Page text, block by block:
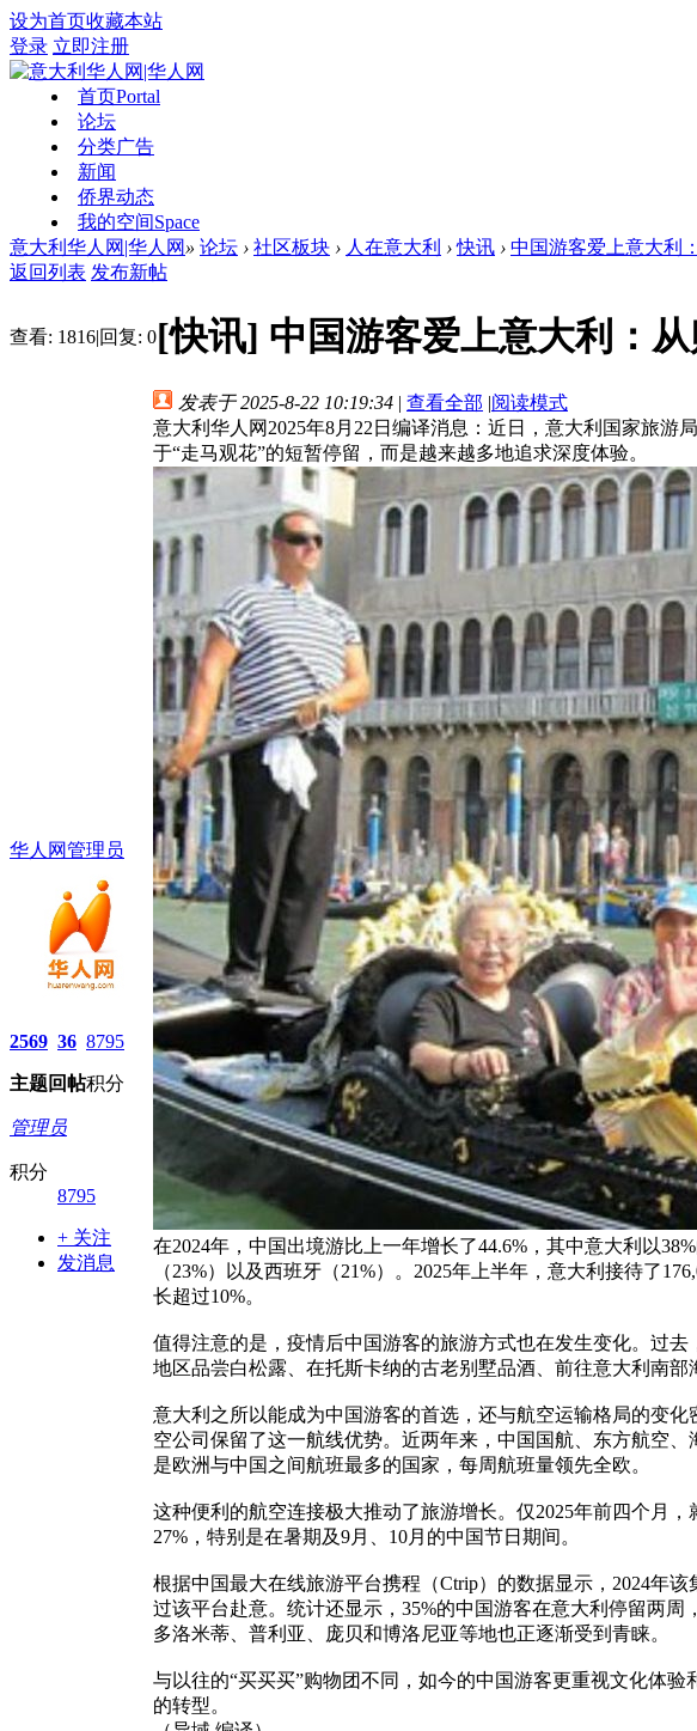
设为首页收藏本站
登录 立即注册
首页Portal
论坛
分类广告
新闻
侨界动态
我的空间Space
意大利华人网|华人网 » 论坛 › 社区板块 › 人在意大利 › 快讯 › 中国游客爱上意大利
返回列表 发布新帖
查看: 1816|回复: 0[快讯] 中国游客爱上意大利：
华人网管理员
2569
主题
36
回帖
8795
积分
管理员
积分
8795
+ 关注
发消息
发表于 2025-8-22 10:19:34 | 查看全部 |阅读模式
意大利华人网2025年8月22日编译消息：近日，意大利国家旅
于“走马观花”的短暂停留，而是越来越多地追求深度体验。
在2024年，中国出境游比上一年增长了44.6%，其中意大利以
（23%）以及西班牙（21%）。2025年上半年，意大利接待了
长超过10%。
值得注意的是，疫情后中国游客的旅游方式也在发生变化。过
地区品尝白松露、在托斯卡纳的古老别墅品酒、前往意大利南部
意大利之所以能成为中国游客的首选，还与航空运输格局的变
空公司保留了这一航线优势。近两年来，中国国航、东方航空
是欧洲与中国之间航班最多的国家，每周航班量领先全欧。
这种便利的航空连接极大推动了旅游增长。仅2025年前四个月
27%，特别是在暑期及9月、10月的中国节日期间。
根据中国最大在线旅游平台携程（Ctrip）的数据显示，2024年
过该平台赴意。统计还显示，35%的中国游客在意大利停留两周
多洛米蒂、普利亚、庞贝和博洛尼亚等地也正逐渐受到青睐。
与以往的“买买买”购物团不同，如今的中国游客更重视文化体
的转型。